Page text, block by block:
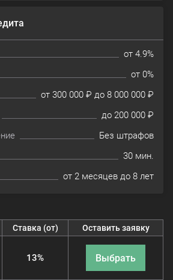
от 4.9%
от 0%
от 300 000 ₽ до 8 000 000 ₽
до 200 000 ₽
Без штрафов
30 мин.
от 2 месяцев до 8 лет
Ставка (от) Оставить заявку
13% Выбрать